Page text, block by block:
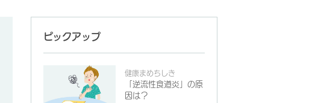
ピックアップ
健康まめちしき
「逆流性食道炎」の原
因は？